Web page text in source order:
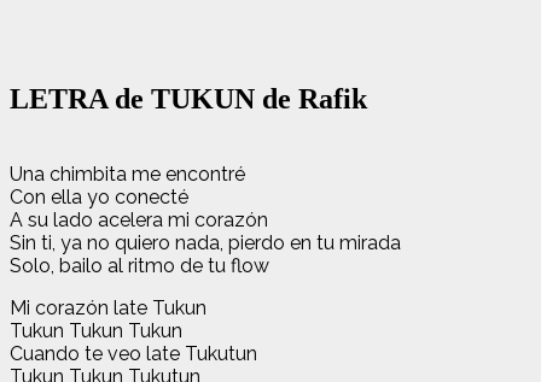
LETRA de TUKUN de Rafik
Una chimbita me encontré
Con ella yo conecté
A su lado acelera mi corazón
Sin ti, ya no quiero nada, pierdo en tu mirada
Solo, bailo al ritmo de tu flow
Mi corazón late Tukun
Tukun Tukun Tukun
Cuando te veo late Tukutun
Tukun Tukun Tukutun